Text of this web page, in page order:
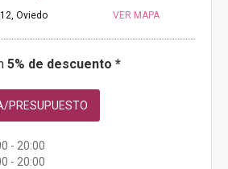
Oviedo VER MAPA
5% de descuento *
PRESUPUESTO
- 20:00
- 20:00